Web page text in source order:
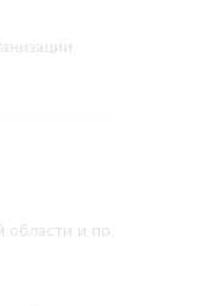
области и по